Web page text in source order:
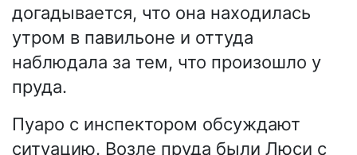
догадывается, что она находилась
утром в павильоне и оттуда
наблюдала за тем, что произошло у
пруда.
Пуаро с инспектором обсуждают
ситуацию. Возле пруда были Люси с